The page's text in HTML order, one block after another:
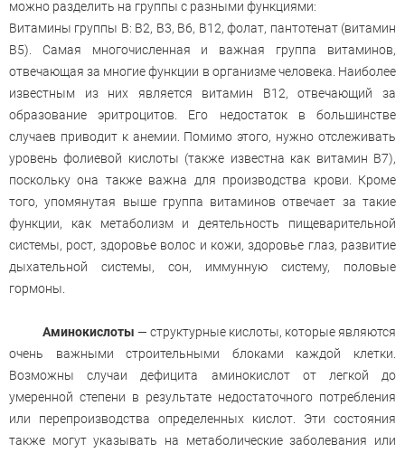
можно разделить на группы с разными функциями:
Витамины группы В: В2, В3, В6, В12, фолат, пантотенат (витамин
В5). Самая многочисленная и важная группа витаминов,
отвечающая за многие функции в организме человека. Наиболее
известным из них является витамин В12, отвечающий за
образование эритроцитов. Его недостаток в большинстве
случаев приводит к анемии. Помимо этого, нужно отслеживать
уровень фолиевой кислоты (также известна как витамин B7),
поскольку она также важна для производства крови. Кроме
того, упомянутая выше группа витаминов отвечает за такие
функции, как метаболизм и деятельность пищеварительной
системы, рост, здоровье волос и кожи, здоровье глаз, развитие
дыхательной системы, сон, иммунную систему, половые
гормоны.
Аминокислоты — структурные кислоты, которые являются
очень важными строительными блоками каждой клетки.
Возможны случаи дефицита аминокислот от легкой до
умеренной степени в результате недостаточного потребления
или перепроизводства определенных кислот. Эти состояния
также могут указывать на метаболические заболевания или